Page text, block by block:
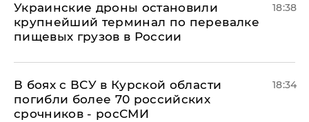
Украинские дроны остановили
крупнейший терминал по перевалке
пищевых грузов в России
18:38
В боях с ВСУ в Курской области
погибли более 70 российских
срочников - росСМИ
18:34